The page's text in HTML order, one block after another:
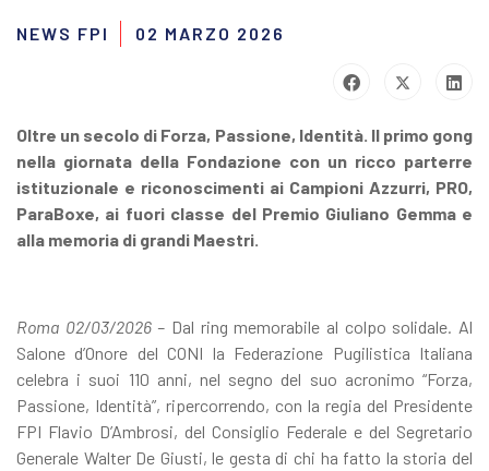
NEWS FPI 02 MARZO 2026
Oltre un secolo di Forza, Passione, Identità. Il primo gong
nella giornata della Fondazione con un ricco parterre
istituzionale e riconoscimenti ai Campioni Azzurri, PRO,
ParaBoxe, ai fuori classe del Premio Giuliano Gemma e
alla memoria di grandi Maestri.
Roma 02/03/2026– Dal ring memorabile al colpo solidale Al
Salone d’Onore del CONI la Federazione Pugilistica Italiana
celebra i suoi 110 anni, nel segno del suo acronimo “Forza,
Passione, Identità”, ripercorrendo, con la regia del Presidente
FPI Flavio D’Ambrosi, del Consiglio Federale e del Segretario
Generale Walter De Giusti, le gesta di chi ha fatto la storia del